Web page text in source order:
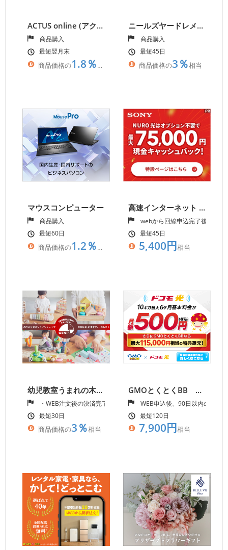
ACTUS online (アクタス公式通販)
商品購入
最短翌月末
商品価格の1.8％相当
ニールズヤードレメディーズ
商品購入
最短45日
商品価格の3％相当
マウスコンピューター
商品購入
最短60日
商品価格の1.2％相当
高速インターネット 下り最大2Gbps NURO 光（公式）
webから回線申込完了後の100
最短45日
5,400円相当
幼児教室うまれの木製知育玩具【GENI(ジェニ)公式オンラインショップ】
・WEB注文後の決済完了確認
最短30日
商品価格の3％相当
GMOとくとくBB ドコモ光(新規開通)
WEB申込後、90日以内の開通
最短120日
7,900円相当